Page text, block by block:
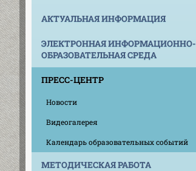
АКТУАЛЬНАЯ ИНФОРМАЦИЯ
ЭЛЕКТРОННАЯ ИНФОРМАЦИОННО-
ОБРАЗОВАТЕЛЬНАЯ СРЕДА
ПРЕСС-ЦЕНТР
Новости
Видеогалерея
Календарь образовательных событий
МЕТОДИЧЕСКАЯ РАБОТА